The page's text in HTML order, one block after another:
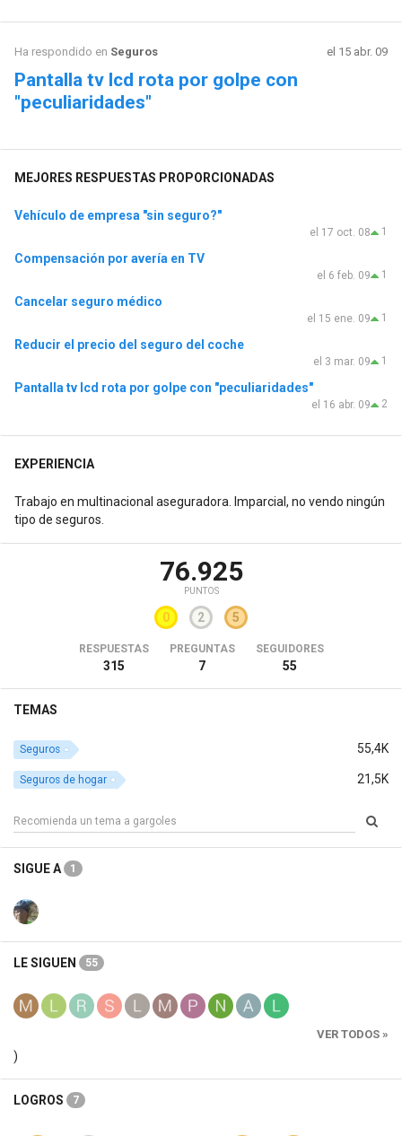
Ha respondido en Seguros el 15 abr. 09
Pantalla tv lcd rota por golpe con
"peculiaridades"
MEJORES RESPUESTAS PROPORCIONADAS
Vehículo de empresa "sin seguro?"
1
el 17 oct. 08
Compensación por avería en TV
1
el 6 feb. 09
Cancelar seguro médico
1
el 15 ene. 09
Reducir el precio del seguro del coche
1
el 3 mar. 09
Pantalla tv lcd rota por golpe con "peculiaridades"
2
el 16 abr. 09
EXPERIENCIA
Trabajo en multinacional aseguradora. Imparcial, no vendo ningún
tipo de seguros.
76.925
PUNTOS
0 2 5
RESPUESTAS
315
PREGUNTAS
7
SEGUIDORES
55
TEMAS
55,4K
Seguros
21,5K
Seguros de hogar
SIGUE A 1
LE SIGUEN 55
VER TODOS »
)
LOGROS 7